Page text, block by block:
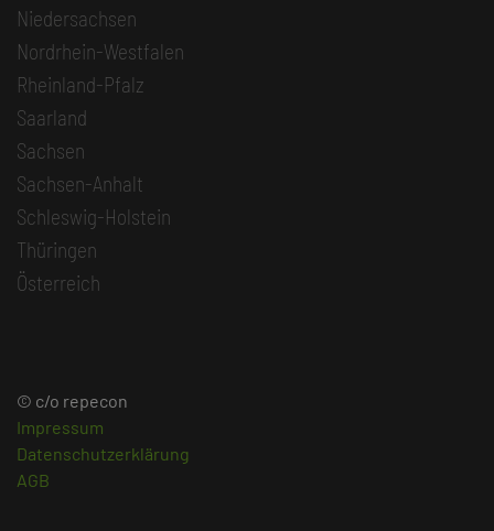
Niedersachsen
Nordrhein-Westfalen
Rheinland-Pfalz
Saarland
Sachsen
Sachsen-Anhalt
Schleswig-Holstein
Thüringen
Österreich
© c/o repecon
Impressum
Datenschutzerklärung
AGB